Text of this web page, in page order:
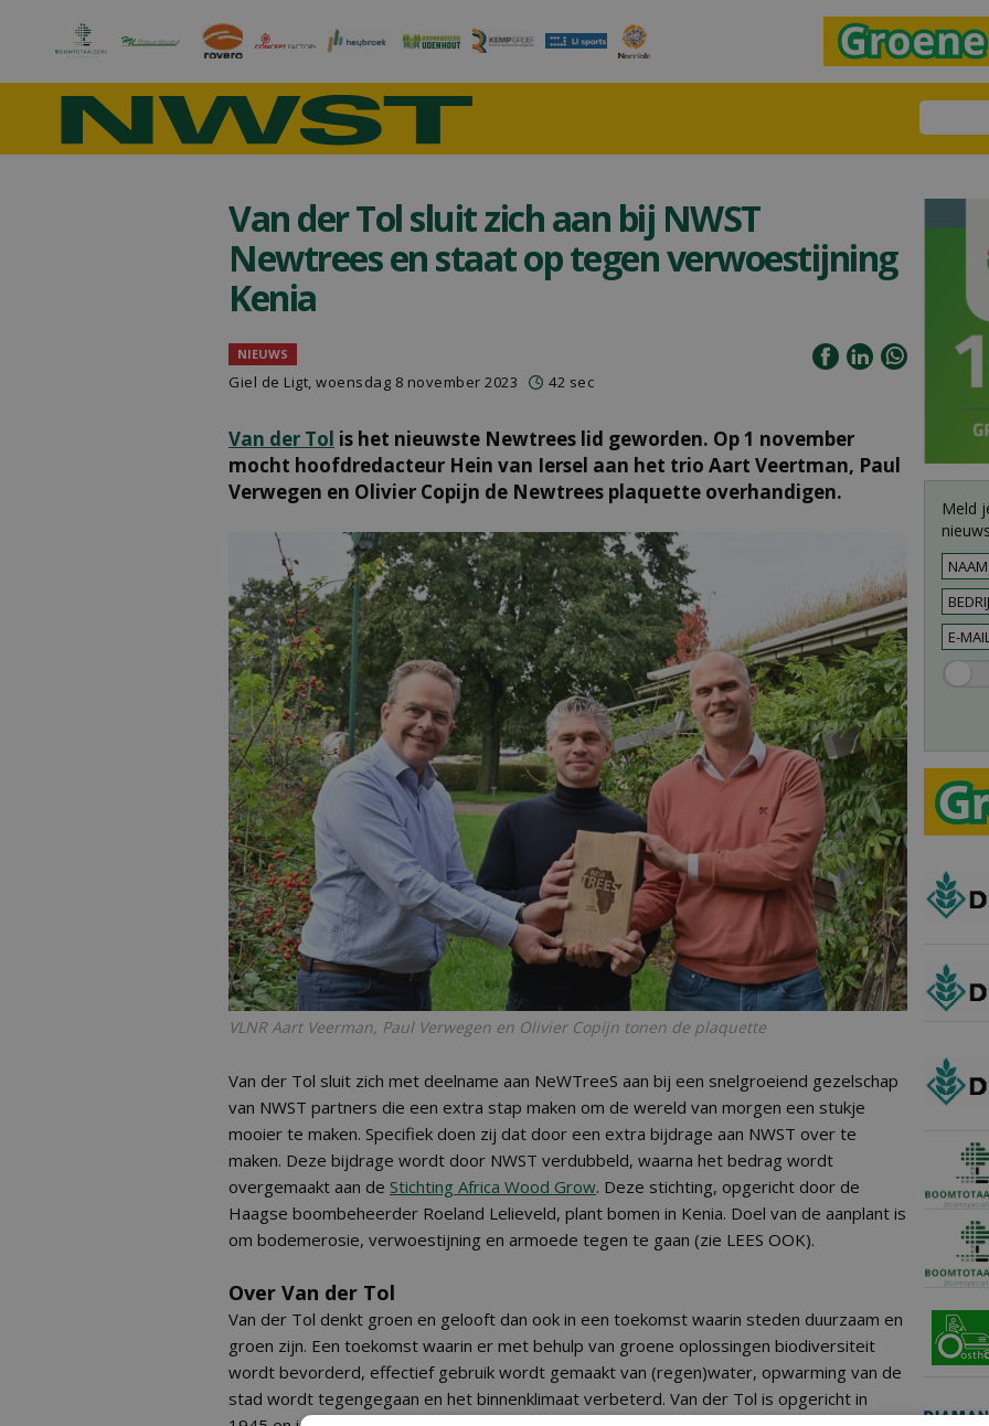
Van der Tol sluit zich aan bij NWST
Newtrees en staat op tegen verwoestijning
Kenia
NIEUWS
Giel de Ligt, woensdag 8 november 2023 42 sec
Van der Tol is het nieuwste Newtrees lid geworden. Op 1 november
mocht hoofdredacteur Hein van Iersel aan het trio Aart Veertman, Paul
Verwegen en Olivier Copijn de Newtrees plaquette overhandigen.
VLNR Aart Veerman, Paul Verwegen en Olivier Copijn tonen de plaquette
Van der Tol sluit zich met deelname aan NeWTreeS aan bij een snelgroeiend gezelschap
van NWST partners die een extra stap maken om de wereld van morgen een stukje
mooier te maken. Specifiek doen zij dat door een extra bijdrage aan NWST over te
maken. Deze bijdrage wordt door NWST verdubbeld, waarna het bedrag wordt
overgemaakt aan de Stichting Africa Wood Grow. Deze stichting, opgericht door de
Haagse boombeheerder Roeland Lelieveld, plant bomen in Kenia. Doel van de aanplant is
om bodemerosie, verwoestijning en armoede tegen te gaan (zie LEES OOK).
Over Van der Tol
Van der Tol denkt groen en gelooft dan ook in een toekomst waarin steden duurzaam en
groen zijn. Een toekomst waarin er met behulp van groene oplossingen biodiversiteit
wordt bevorderd, effectief gebruik wordt gemaakt van (regen)water, opwarming van de
stad wordt tegengegaan en het binnenklimaat verbeterd. Van der Tol is opgericht in
Meld